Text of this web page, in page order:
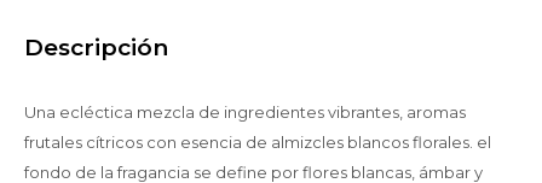
Descripción
Una ecléctica mezcla de ingredientes vibrantes, aromas
frutales cítricos con esencia de almizcles blancos florales. el
fondo de la fragancia se define por flores blancas, ámbar y